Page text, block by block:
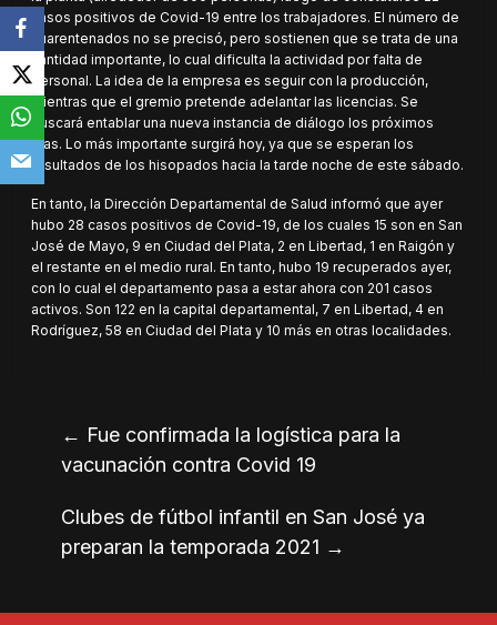
casos positivos de Covid-19 entre los trabajadores. El número de
cuarentenados no se precisó, pero sostienen que se trata de una
cantidad importante, lo cual dificulta la actividad por falta de
personal. La idea de la empresa es seguir con la producción,
mientras que el gremio pretende adelantar las licencias. Se
buscará entablar una nueva instancia de diálogo los próximos
días. Lo más importante surgirá hoy, ya que se esperan los
resultados de los hisopados hacia la tarde noche de este sábado.
En tanto, la Dirección Departamental de Salud informó que ayer
hubo 28 casos positivos de Covid-19, de los cuales 15 son en San
José de Mayo, 9 en Ciudad del Plata, 2 en Libertad, 1 en Raigón y
el restante en el medio rural. En tanto, hubo 19 recuperados ayer,
con lo cual el departamento pasa a estar ahora con 201 casos
activos. Son 122 en la capital departamental, 7 en Libertad, 4 en
Rodríguez, 58 en Ciudad del Plata y 10 más en otras localidades.
← Fue confirmada la logística para la
vacunación contra Covid 19
Clubes de fútbol infantil en San José ya
preparan la temporada 2021 →